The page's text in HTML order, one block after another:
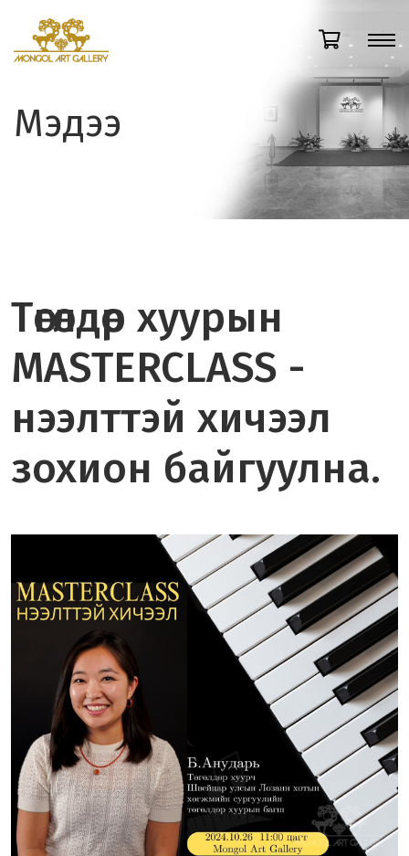
Мэдээ
Төгөлдөр хуурын
MASTERCLASS -
нээлттэй хичээл
зохион байгуулна.